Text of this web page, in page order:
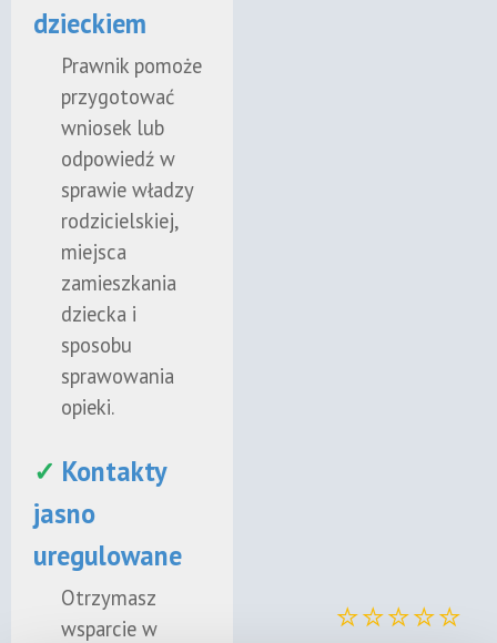
dzieckiem
Prawnik pomoże
przygotować
wniosek lub
odpowiedź w
sprawie władzy
rodzicielskiej,
miejsca
zamieszkania
dziecka i
sposobu
sprawowania
opieki.
✓ Kontakty
jasno
uregulowane
Otrzymasz
wsparcie w
⭐⭐⭐⭐⭐